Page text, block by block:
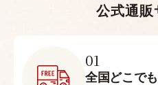
公式通販
01
全国どこでも